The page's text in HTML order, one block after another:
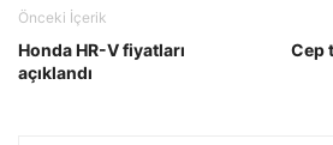
Önceki İçerik
Honda HR-V fiyatları
açıklandı
Cep